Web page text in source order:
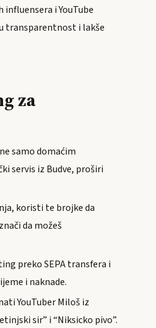
i YouTube
transparentnost i lakše
za
samo domaćim
servis iz Budve, proširi
koristi te brojke da
da možeš
preko SEPA transfera i
i naknade.
YouTuber Miloš iz
sir” i “Niksicko pivo”.